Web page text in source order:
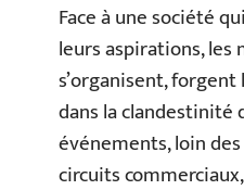
Face à une société
leurs aspirations, les
s’organisent,
dans la clandestinité
événements, loin
circuits